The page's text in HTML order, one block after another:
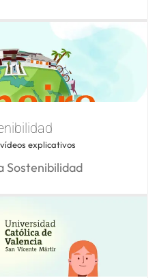
Sea Bar
vídeos explicativos
Sostenibilidad